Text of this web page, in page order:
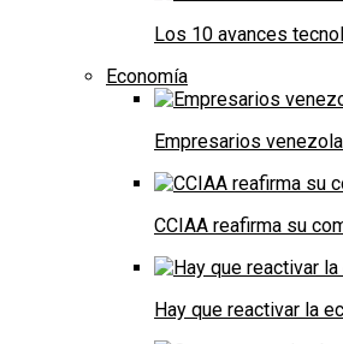
Los 10 avances
Economía
Empresarios
CCIAA reafirma su
Hay que reactivar la